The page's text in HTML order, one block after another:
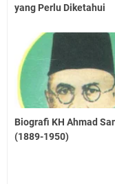
yang Perlu Diketahui
Biografi KH Ahmad
(1889-1950)